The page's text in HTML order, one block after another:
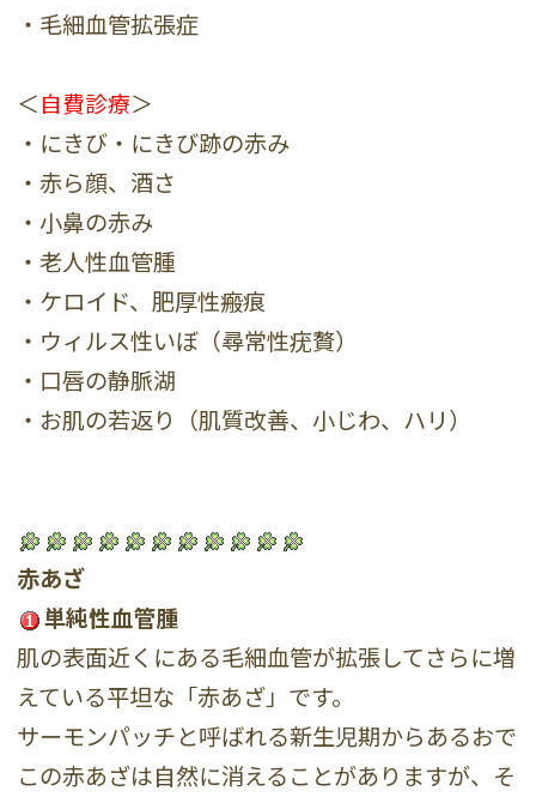
・毛細血管拡張症
＜自費診療＞
・にきび・にきび跡の赤み
・赤ら顔、酒さ
・小鼻の赤み
・老人性血管腫
・ケロイド、肥厚性瘢痕
・ウィルス性いぼ（尋常性疣贅）
・口唇の静脈湖
・お肌の若返り（肌質改善、小じわ、ハリ）
赤あざ
単純性血管腫
肌の表面近くにある毛細血管が拡張してさらに増
えている平坦な「赤あざ」です。
サーモンパッチと呼ばれる新生児期からあるおで
この赤あざは自然に消えることがありますが、そ